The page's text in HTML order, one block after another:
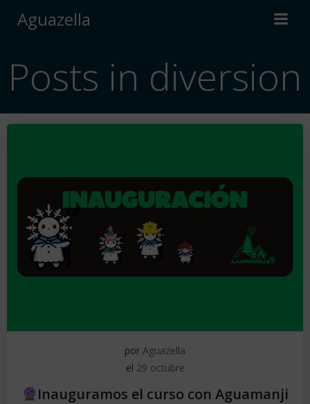
Aguazella
Posts in diversion
por Aguazella
el 29 octubre
Inauguramos el curso con Aguamanji